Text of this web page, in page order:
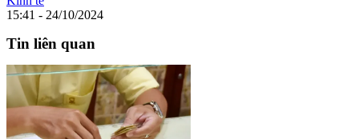
15:41 - 24/10/2024
Tin liên quan